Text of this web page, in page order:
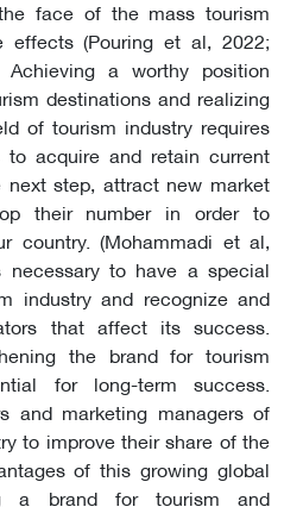
face of the mass tourism
effects (Pouring et al, 2022;
a worthy position
destinations and realizing
of tourism industry requires
acquire and retain current
step, attract new market
their number in order to
country. (Mohammadi et al,
necessary to have a special
industry and recognize and
that affect its success.
the brand for tourism
for long-term success.
and marketing managers of
to improve their share of the
of this growing global
a brand for tourism and